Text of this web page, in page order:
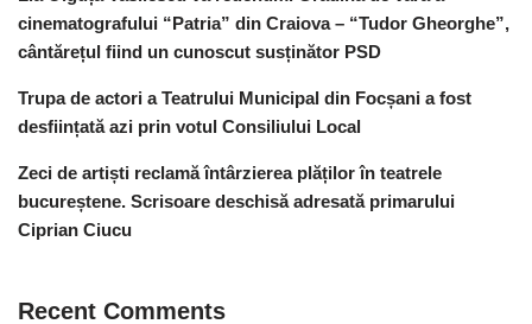
cinematografului “Patria” din Craiova – “Tudor Gheorghe”,
cântărețul fiind un cunoscut susținător PSD
Trupa de actori a Teatrului Municipal din Focșani a fost
desființată azi prin votul Consiliului Local
Zeci de artiști reclamă întârzierea plăților în teatrele
bucureștene. Scrisoare deschisă adresată primarului
Ciprian Ciucu
Recent Comments